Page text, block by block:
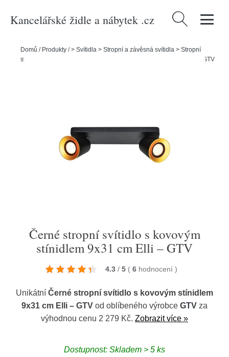
Kancelářské židle a nábytek .cz Vyhledávání
Domů / Produkty /> Svítidla > Stropní a závěsná svítidla > Stropní
svítidla
Černé stropní svítidlo s kovovým stínidlem 9x31 cm Elli – GTV
Černé stropní svítidlo s kovovým
stínidlem 9x31 cm Elli – GTV
4.3 / 5 ( 6 hodnocení )
Unikátní Černé stropní svítidlo s kovovým stínidlem
9x31 cm Elli – GTV od oblíbeného výrobce GTV za
výhodnou cenu 2 279 Kč. Zobrazit více »
Dostupnost: Skladem > 5 ks